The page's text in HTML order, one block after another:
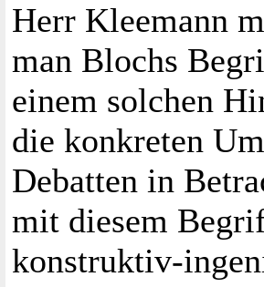
Herr Kleemann
man Blochs
einem solchen
die konkreten
Debatten in
mit diesem
konstruktiv-